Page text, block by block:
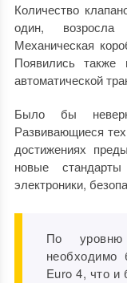
Количество
один,
Механическая
Появились также
автоматической
Было бы
Развивающиеся
достижениях
новые
электроники,
По уровню
необходимо
Euro 4, что